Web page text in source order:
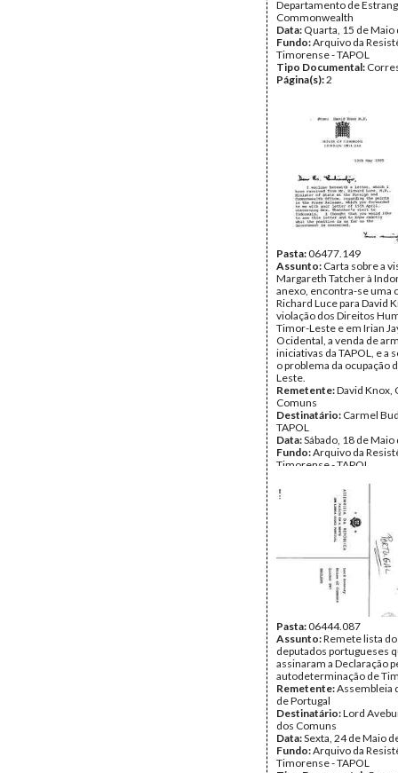
Departamento de
Commonwealth
Data: Quarta, 15 de Maio
Fundo:Arquivo da
Timorense - TAPOL
Tipo Documental:
Página(s):2
Pasta:06477.149
Assunto: Carta sobre a
Margareth Tatcher à
anexo, encontra-se uma
Richard Luce para David
violação dos Direitos
Timor-Leste e em Irian
Ocidental, a venda de
iniciativas da TAPOL, e a
o problema da ocupação
Leste.
Remetente:David Knox,
Comuns
Destinatário: Carmel
TAPOL
Data:Sábado, 18 de
Fundo:Arquivo da
Timorense - TAPOL
Página(s):
Pasta:06444.087
Assunto:Remete lista
deputados portugueses
assinaram a Declaração
autodeterminação de
Remetente:Assembleia
de Portugal
Destinatário:Lord
dos Comuns
Data:Sexta, 24 de Maio
Fundo:Arquivo da
Timorense - TAPOL